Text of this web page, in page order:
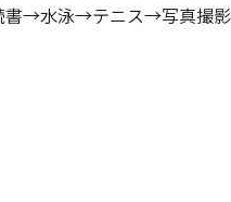
書→水泳→テニス→写真撮影